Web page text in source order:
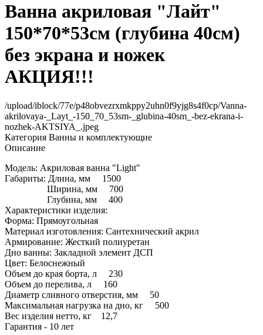
Ванна акриловая "Лайт"
150*70*53см (глубина 40см)
без экрана и ножек
АКЦИЯ!!!
/upload/iblock/77e/p48obvezrxmkppy2uhn0f9yjg8s4f0cp/Vanna-
akrilovaya-_Layt_-150_70_53sm-_glubina-40sm_-bez-ekrana-i-
nozhek-AKTSIYA_.jpeg
Категория Ванны и комплектующие
Описание
Модель: Акриловая ванна "Light"
Габариты: Длина, мм 1500
Ширина, мм 700
Глубина, мм 400
Характеристики изделия:
Форма: Прямоугольная
Материал изготовления: Сантехнический акрил
Армирование: Жесткий полиуретан
Дно ванны: Закладной элемент ДСП
Цвет: Белоснежный
Объем до края борта, л 230
Объем до перелива, л 160
Диаметр сливного отверстия, мм 50
Максимальная нагрузка на дно, кг 500
Вес изделия нетто, кг 12,7
Гарантия - 10 лет